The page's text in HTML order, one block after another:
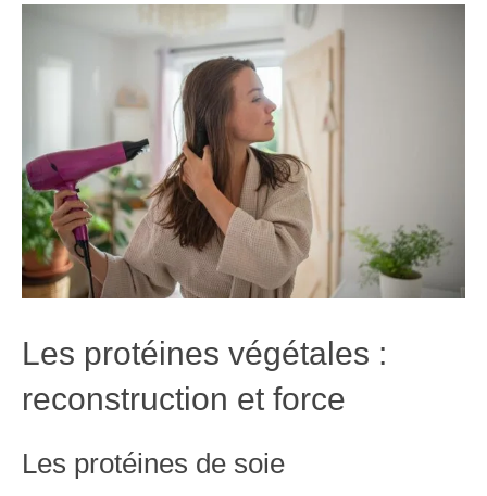
Les protéines végétales :
reconstruction et force
Les protéines de soie